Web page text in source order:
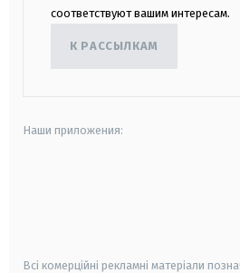
соответствуют вашим интересам.
К РАССЫЛКАМ
Наши приложения:
Всі комерційні рекламні матеріали